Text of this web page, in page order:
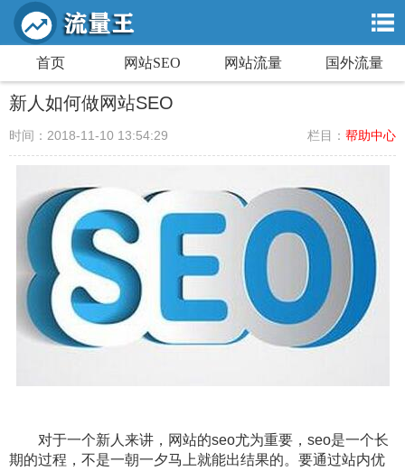
首页 网站SEO 网站流量 国外流量
新人如何做网站SEO
栏目： 帮助中心
时间：2018-11-10 13:54:29
对于一个新人来讲，网站的seo尤为重要，seo是一个长
期的过程，不是一朝一夕马上就能出结果的。要通过站内优